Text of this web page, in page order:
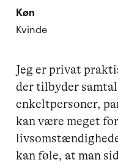
Køn
Kvinde
Jeg er privat
der tilbyder
enkeltpersoner,
kan være meget
kan føle, at man